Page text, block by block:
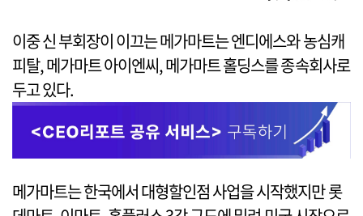
이중 신 부회장이 이끄는 메가마트는 엔디에스와 농심캐
피탈, 메가마트 아이엔씨, 메가마트 홀딩스를 종속회사로
두고 있다.
메가마트는 한국에서 대형할인점 사업을 시작했지만 롯